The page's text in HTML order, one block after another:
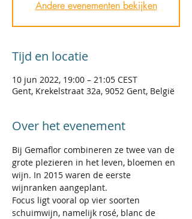
Andere evenementen bekijken
Tijd en locatie
10 jun 2022, 19:00 – 21:05 CEST
Gent, Krekelstraat 32a, 9052 Gent, België
Over het evenement
Bij Gemaflor combineren ze twee van de
grote plezieren in het leven, bloemen en
wijn. In 2015 waren de eerste
wijnranken aangeplant.
Focus ligt vooral op vier soorten
schuimwijn, namelijk rosé, blanc de